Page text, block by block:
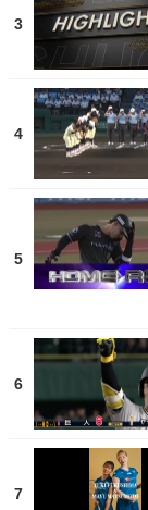
3
4
5
6
7